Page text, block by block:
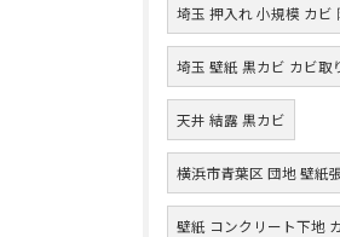
埼玉 押入れ 小規模 カビ
埼玉 壁紙 黒カビ カビ取
天井 結露 黒カビ
横浜市青葉区 団地 壁紙
壁紙 コンクリート下地